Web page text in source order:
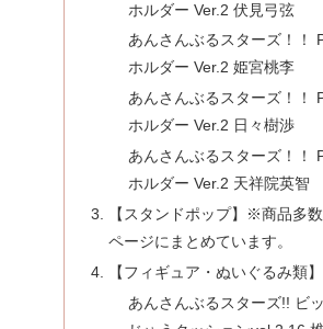
ホルダー Ver.2 伏見弓弦
あんさんぶるスターズ！！
ホルダー Ver.2 姫宮桃李
あんさんぶるスターズ！！
ホルダー Ver.2 日々樹渉
あんさんぶるスターズ！！
ホルダー Ver.2 天祥院英智
【スタンドポップ】※商品多
ページにまとめています。
【フィギュア・ぬいぐるみ類】
あんさんぶるスターズ!! ビ